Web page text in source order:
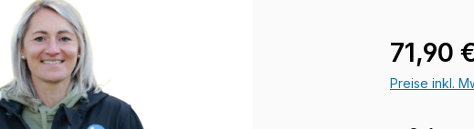
71,90
Preise inkl.